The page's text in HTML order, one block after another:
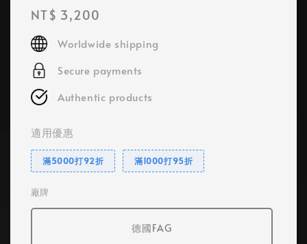
Regular
price
NT$ 3,200
Worldwide shipping
Secure payments
Authentic products
適用優惠
滿5000打92折 滿1000打95折
廠牌
德國FAG